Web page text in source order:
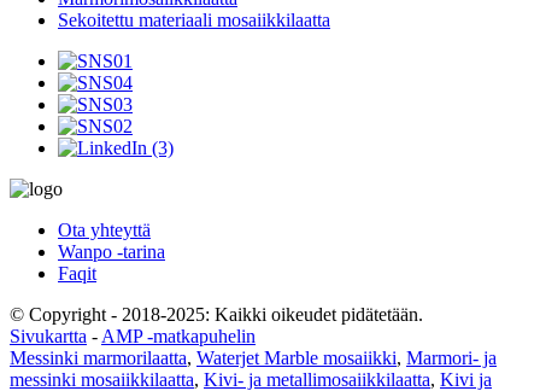
Sekoitettu materiaali mosaiikkilaatta
Ota yhteyttä
Wanpo -tarina
Faqit
© Copyright - 2018-2025: Kaikki oikeudet pidätetään.
Sivukartta - AMP -matkapuhelin
Messinki marmorilaatta, Waterjet Marble mosaiikki, Marmori- ja
messinki mosaiikkilaatta, Kivi- ja metallimosaiikkilaatta, Kivi ja